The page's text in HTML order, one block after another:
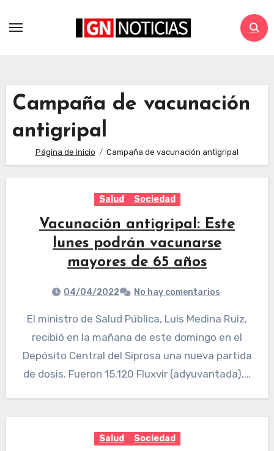
Campaña de vacunación
antigripal
Página de inicio Campaña de vacunación antigripal
Salud Sociedad
Vacunación antigripal: Este
lunes podrán vacunarse
mayores de 65 años
04/04/2022 No hay comentarios
El ministro de Salud Pública, Luis Medina Ruiz,
recibió en la mañana de este domingo en el
Depósito Central del Siprosa una nueva partida
de dosis. Fueron 15.120 Fluxvir (adyuvantada),…
Salud Sociedad